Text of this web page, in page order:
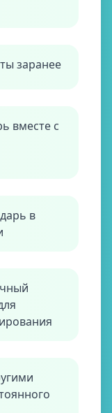
заранее
вместе с
в